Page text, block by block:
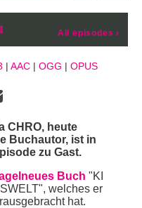
All episodes ›
| AAC | OGG | OPUS
CHRO, heute
Buchautor, ist in
zu Gast.
Buch "KI
welches er
hat.